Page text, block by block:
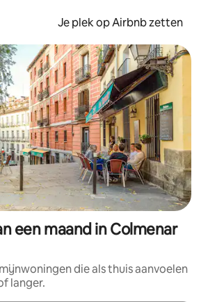
Je plek op Airbnb zetten
een maand in Colmenar
die als thuis aanvoelen
langer.